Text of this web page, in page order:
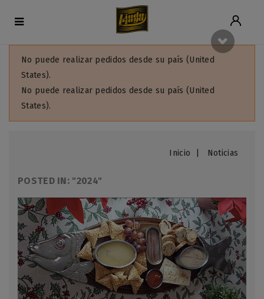
No puede realizar pedidos desde su país (United
States).
No puede realizar pedidos desde su país (United
States).
Inicio Noticias
POSTED IN: "2024"